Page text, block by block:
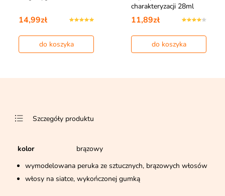
14,99zł
do koszyka
charakteryzacji 28ml
11,89zł
do koszyka
Szczegóły produktu
kolor
brązowy
wymodelowana peruka ze sztucznych, brązowych włosów
włosy na siatce, wykończonej gumką